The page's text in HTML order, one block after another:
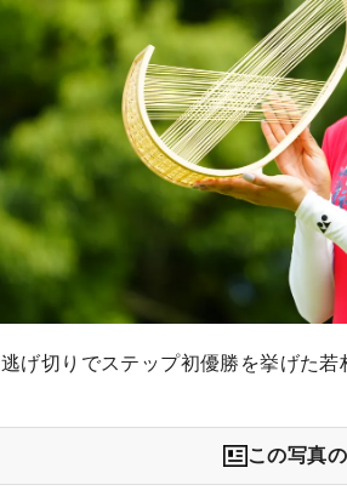
逃げ切りでステップ初優勝を挙げた若
この写真